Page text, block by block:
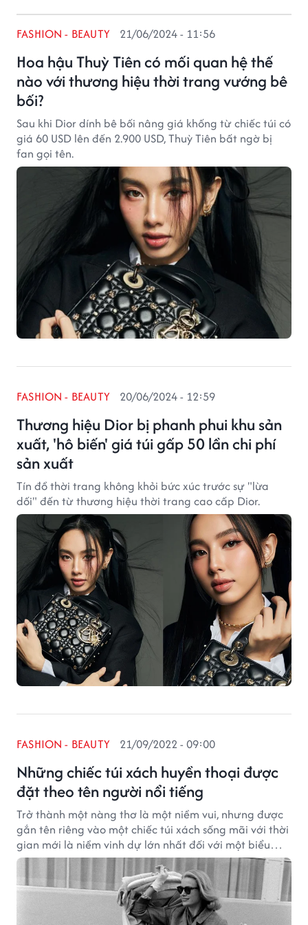
Hoa hậu Thuỳ Tiên có mối quan hệ thế
nào với thương hiệu thời trang vướng bê
bối?
FASHION - BEAUTY 21/06/2024 - 11:56
Sau khi Dior dính bê bối nâng giá khống từ chiếc túi có
giá 60 USD lên đến 2.900 USD, Thuỳ Tiên bất ngờ bị
fan gọi tên.
Thương hiệu Dior bị phanh phui khu sản
xuất, 'hô biến' giá túi gấp 50 lần chi phí
sản xuất
FASHION - BEAUTY 20/06/2024 - 12:59
Tín đồ thời trang không khỏi bức xúc trước sự "lừa
dối" đến từ thương hiệu thời trang cao cấp Dior.
Những chiếc túi xách huyền thoại được
đặt theo tên người nổi tiếng
FASHION - BEAUTY 21/09/2022 - 09:00
Trở thành một nàng thơ là một niềm vui, nhưng được
gắn tên riêng vào một chiếc túi xách sống mãi với thời
gian mới là niềm vinh dự lớn nhất đối với một biểu
tượng thời trang.